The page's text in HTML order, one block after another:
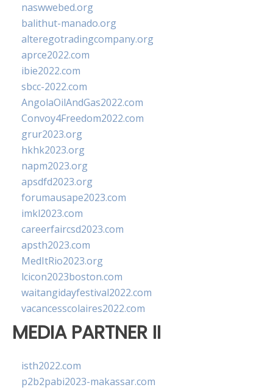
naswwebed.org
balithut-manado.org
alteregotradingcompany.org
aprce2022.com
ibie2022.com
sbcc-2022.com
AngolaOilAndGas2022.com
Convoy4Freedom2022.com
grur2023.org
hkhk2023.org
napm2023.org
apsdfd2023.org
forumausape2023.com
imkl2023.com
careerfaircsd2023.com
apsth2023.com
MedItRio2023.org
lcicon2023boston.com
waitangidayfestival2022.com
vacancesscolaires2022.com
MEDIA PARTNER II
isth2022.com
p2b2pabi2023-makassar.com